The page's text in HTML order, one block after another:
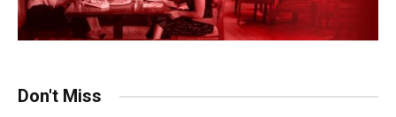
Don't Miss